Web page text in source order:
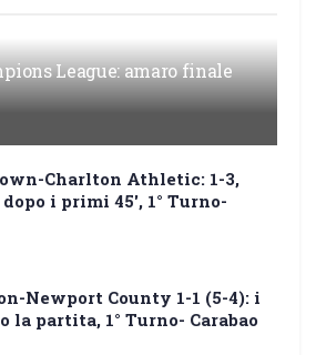
League: amaro finale
Charlton Athletic: 1-3,
i primi 45′, 1° Turno-
Newport County 1-1 (5-4): i
la partita, 1° Turno- Carabao